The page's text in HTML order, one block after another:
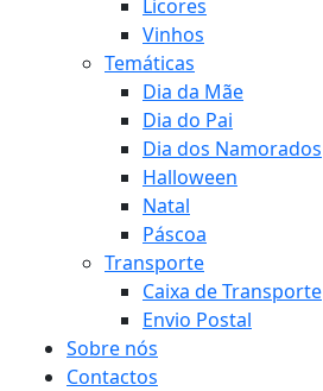
Licores
Vinhos
Temáticas
Dia da Mãe
Dia do Pai
Dia dos Namorados
Halloween
Natal
Páscoa
Transporte
Caixa de Transporte
Envio Postal
Sobre nós
Contactos